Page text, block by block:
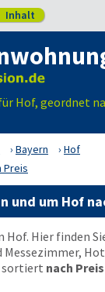
Inhalt
Hof, geordnet
Bayern
Hof
Preis
und um Hof
Hof. Hier finden
Messezimmer,
sortiert nach